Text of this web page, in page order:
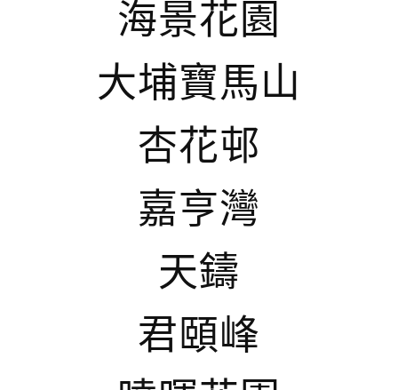
海景花園
大埔寶馬山
杏花邨
嘉亨灣
天鑄
君頤峰